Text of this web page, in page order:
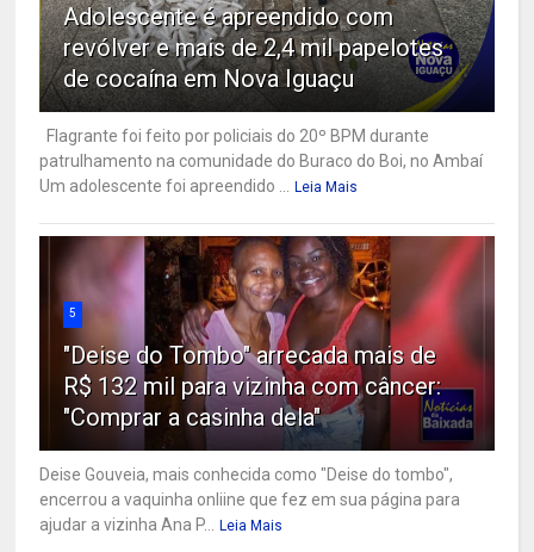
Adolescente é apreendido com
revólver e mais de 2,4 mil papelotes
de cocaína em Nova Iguaçu
Flagrante foi feito por policiais do 20º BPM durante
patrulhamento na comunidade do Buraco do Boi, no Ambaí
Um adolescente foi apreendido ...
Leia Mais
5
"Deise do Tombo" arrecada mais de
R$ 132 mil para vizinha com câncer:
"Comprar a casinha dela"
Deise Gouveia, mais conhecida como "Deise do tombo",
encerrou a vaquinha onliine que fez em sua página para
ajudar a vizinha Ana P...
Leia Mais